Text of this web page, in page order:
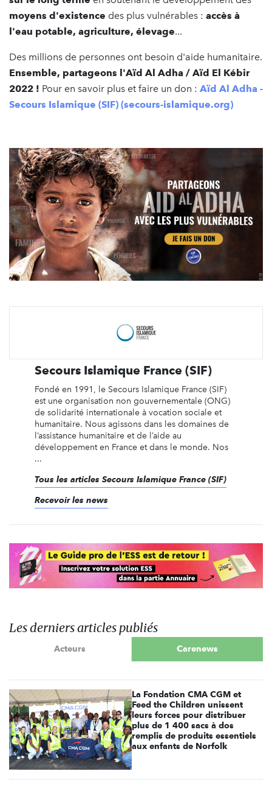
moyens d'existence des plus vulnérables : accès à
l'eau potable, agriculture, élevage...
Des millions de personnes ont besoin d'aide humanitaire.
Ensemble, partageons l'Aïd Al Adha / Aïd El Kébir
2022 ! Pour en savoir plus et faire un don : Aïd Al Adha -
Secours Islamique (SIF) (secours-islamique.org)
Secours Islamique France (SIF)
Fondé en 1991, le Secours Islamique France (SIF)
est une organisation non gouvernementale (ONG)
de solidarité internationale à vocation sociale et
humanitaire. Nous agissons dans les domaines de
l’assistance humanitaire et de l’aide au
développement en France et dans le monde. Nos
...
Tous les articles Secours Islamique France (SIF)
Recevoir les news
Les derniers articles publiés
Acteurs Carenews
La Fondation CMA CGM et
Feed the Children unissent
leurs forces pour distribuer
plus de 1 400 sacs à dos
remplis de produits essentiels
aux enfants de Norfolk